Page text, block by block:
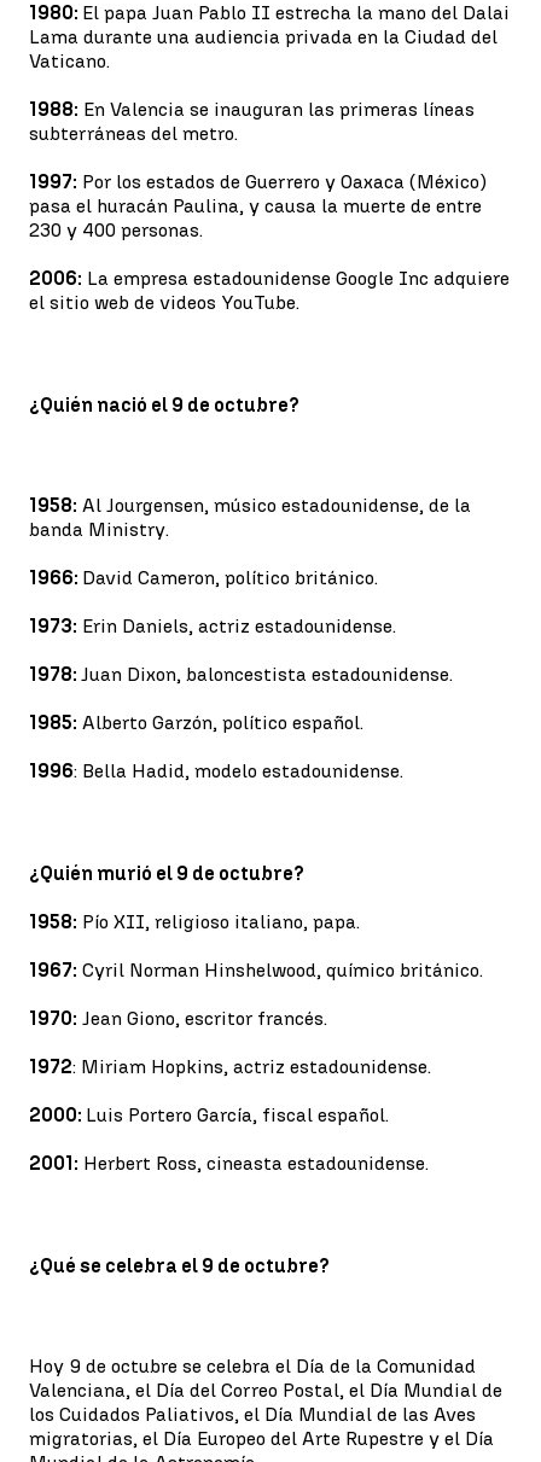
1980: El papa Juan Pablo II estrecha la mano del Dalai
Lama durante una audiencia privada en la Ciudad del
Vaticano.
1988: En Valencia se inauguran las primeras líneas
subterráneas del metro.
1997: Por los estados de Guerrero y Oaxaca (México)
pasa el huracán Paulina, y causa la muerte de entre
230 y 400 personas.
2006: La empresa estadounidense Google Inc adquiere
el sitio web de videos YouTube.
¿Quién nació el 9 de octubre?
1958: Al Jourgensen, músico estadounidense, de la
banda Ministry.
1966: David Cameron, político británico.
1973: Erin Daniels, actriz estadounidense.
1978: Juan Dixon, baloncestista estadounidense.
1985: Alberto Garzón, político español.
1996: Bella Hadid, modelo estadounidense.
¿Quién murió el 9 de octubre?
1958: Pío XII, religioso italiano, papa.
1967: Cyril Norman Hinshelwood, químico británico.
1970: Jean Giono, escritor francés.
1972: Miriam Hopkins, actriz estadounidense.
2000: Luis Portero García, fiscal español.
2001: Herbert Ross, cineasta estadounidense.
¿Qué se celebra el 9 de octubre?
Hoy 9 de octubre se celebra el Día de la Comunidad
Valenciana, el Día del Correo Postal, el Día Mundial de
los Cuidados Paliativos, el Día Mundial de las Aves
migratorias, el Día Europeo del Arte Rupestre y el Día